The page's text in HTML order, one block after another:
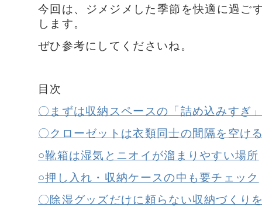
今回は、ジメジメした季節を快適に過ご
します。
ぜひ参考にしてくださいね。
目次
〇まずは収納スペースの「詰め込みすぎ
〇クローゼットは衣類同士の間隔を空け
○靴箱は湿気とニオイが溜まりやすい場所
○押し入れ・収納ケースの中も要チェック
〇除湿グッズだけに頼らない収納づくり